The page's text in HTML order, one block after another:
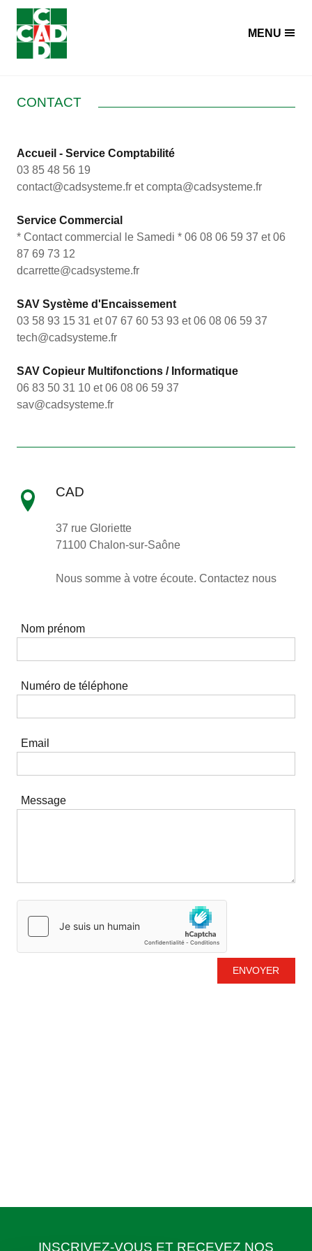
MENU
CONTACT
Accueil - Service Comptabilité
03 85 48 56 19
contact@cadsysteme.fr et compta@cadsysteme.fr
Service Commercial
* Contact commercial le Samedi * 06 08 06 59 37 et 06
87 69 73 12
dcarrette@cadsysteme.fr
SAV Système d'Encaissement
03 58 93 15 31 et 07 67 60 53 93 et 06 08 06 59 37
tech@cadsysteme.fr
SAV Copieur Multifonctions / Informatique
06 83 50 31 10 et 06 08 06 59 37
sav@cadsysteme.fr
CAD
37 rue Gloriette
71100 Chalon-sur-Saône
Nous somme à votre écoute. Contactez nous
Nom prénom
Numéro de téléphone
Email
Message
ENVOYER
INSCRIVEZ-VOUS ET RECEVEZ NOS
Panneau de gestion des cookies